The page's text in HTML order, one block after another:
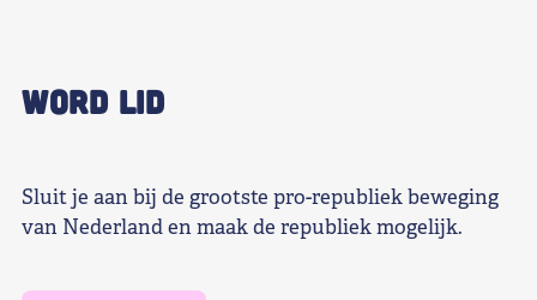
WORD LID
Sluit je aan bij de grootste pro-republiek beweging
van Nederland en maak de republiek mogelijk.